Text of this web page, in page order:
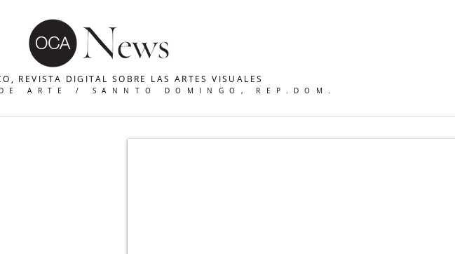
REVISTA DIGITAL SOBRE LAS ARTES VISUALES
DE ARTE / SANNTO DOMINGO, REP.DOM.